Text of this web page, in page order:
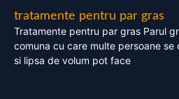
tratamente pentru par gras
Tratamente pentru par gras Parul
comuna cu care multe persoane
si lipsa de volum pot face